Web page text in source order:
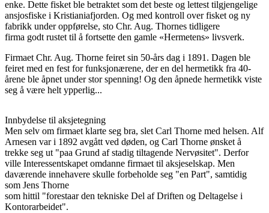
enke. Dette fisket ble betraktet som det beste og lettest tilgjengelige
ansjosfiske i Kristianiafjorden. Og med kontroll over fisket og ny
fabrikk under oppførelse, sto Chr. Aug. Thornes tidligere
firma godt rustet til å fortsette den gamle «Hermetens» livsverk.
Firmaet Chr. Aug. Thorne feiret sin 50-års dag i 1891. Dagen ble
feiret med en fest for funksjonærene, der en del hermetikk fra 40-
årene ble åpnet under stor spenning! Og den åpnede hermetikk viste
seg å være helt ypperlig...
Innbydelse til aksjetegning
Men selv om firmaet klarte seg bra, slet Carl Thorne med helsen. Alf
Arnesen var i 1892 avgått ved døden, og Carl Thorne ønsket å
trekke seg ut "paa Grund af stadig tiltagende Nervøsitet". Derfor
ville Interessentskapet omdanne firmaet til aksjeselskap. Men
daværende innehavere skulle forbeholde seg "en Part", samtidig
som Jens Thorne
som hittil "forestaar den tekniske Del af Driften og Deltagelse i
Kontorarbeidet".